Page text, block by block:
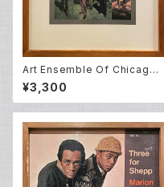
Art Ensemble Of Chicago –
Message To Our Folks (L
P)
¥3,300